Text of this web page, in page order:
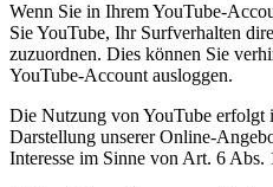
Wenn Sie in Ihrem YouTube-
Sie YouTube, Ihr Surfverhalten
zuzuordnen. Dies können Sie
YouTube-Account ausloggen.
Die Nutzung von YouTube erfolgt
Darstellung unserer Online-
Interesse im Sinne von Art. 6